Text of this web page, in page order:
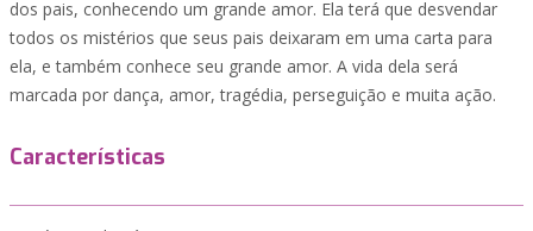
dos pais, conhecendo um grande amor. Ela terá que desvendar
todos os mistérios que seus pais deixaram em uma carta para
ela, e também conhece seu grande amor. A vida dela será
marcada por dança, amor, tragédia, perseguição e muita ação.
Características